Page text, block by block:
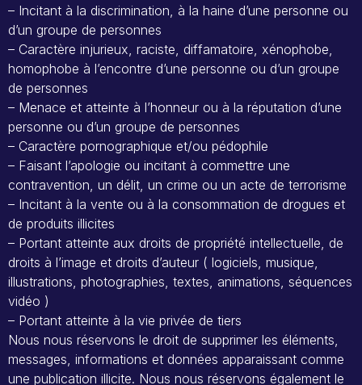
– Incitant à la discrimination, à la haine d’une personne ou
d’un groupe de personnes
– Caractère injurieux, raciste, diffamatoire, xénophobe,
homophobe à l’encontre d’une personne ou d’un groupe
de personnes
– Menace et atteinte à l’honneur ou à la réputation d’une
personne ou d’un groupe de personnes
– Caractère pornographique et/ou pédophile
– Faisant l’apologie ou incitant à commettre une
contravention, un délit, un crime ou un acte de terrorisme
– Incitant à la vente ou à la consommation de drogues et
de produits illicites
– Portant atteinte aux droits de propriété intellectuelle, de
droits à l’image et droits d’auteur ( logiciels, musique,
illustrations, photographies, textes, animations, séquences
vidéo )
– Portant atteinte à la vie privée de tiers
Nous nous réservons le droit de supprimer les éléments,
messages, informations et données apparaissant comme
une publication illicite. Nous nous réservons également le